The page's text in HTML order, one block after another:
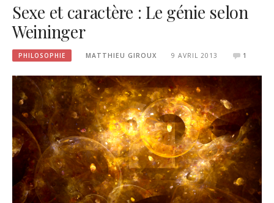
Sexe et caractère : Le génie selon
Weininger
PHILOSOPHIE MATTHIEU GIROUX 9 AVRIL 2013 1